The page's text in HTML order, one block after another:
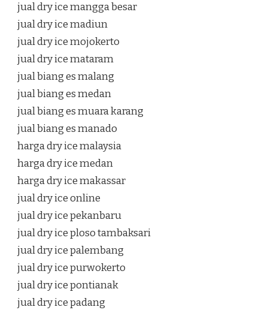
jual dry ice mangga besar
jual dry ice madiun
jual dry ice mojokerto
jual dry ice mataram
jual biang es malang
jual biang es medan
jual biang es muara karang
jual biang es manado
harga dry ice malaysia
harga dry ice medan
harga dry ice makassar
jual dry ice online
jual dry ice pekanbaru
jual dry ice ploso tambaksari
jual dry ice palembang
jual dry ice purwokerto
jual dry ice pontianak
jual dry ice padang